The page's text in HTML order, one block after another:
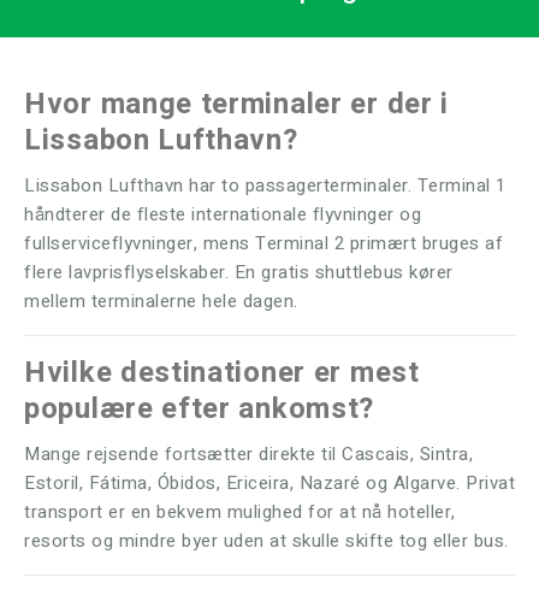
Hvor mange terminaler er der i
Lissabon Lufthavn?
Lissabon Lufthavn har to passagerterminaler. Terminal 1
håndterer de fleste internationale flyvninger og
fullserviceflyvninger, mens Terminal 2 primært bruges af
flere lavprisflyselskaber. En gratis shuttlebus kører
mellem terminalerne hele dagen.
Hvilke destinationer er mest
populære efter ankomst?
Mange rejsende fortsætter direkte til Cascais, Sintra,
Estoril, Fátima, Óbidos, Ericeira, Nazaré og Algarve. Privat
transport er en bekvem mulighed for at nå hoteller,
resorts og mindre byer uden at skulle skifte tog eller bus.